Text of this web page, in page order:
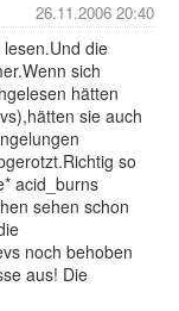
26.11.2006 20:40
die
sich
hätten
sie auch
so
acid_burns
sehen schon
noch behoben
aus! Die